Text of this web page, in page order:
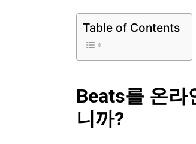
Table of Contents
Beats를 온라
니까?